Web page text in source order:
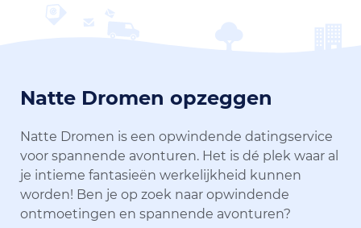
Natte Dromen opzeggen
Natte Dromen is een opwindende datingservice
voor spannende avonturen. Het is dé plek waar al
je intieme fantasieën werkelijkheid kunnen
worden! Ben je op zoek naar opwindende
ontmoetingen en spannende avonturen?